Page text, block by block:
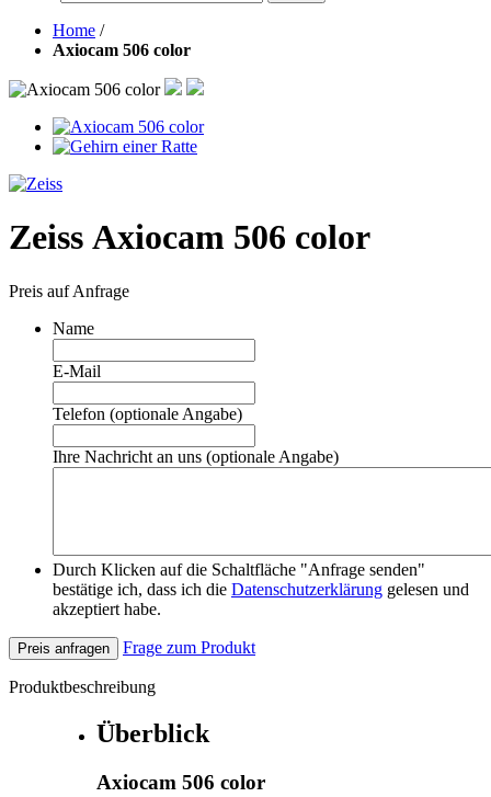
Home /
Axiocam 506 color
Zeiss Axiocam 506 color
Preis auf Anfrage
Name
E-Mail
Telefon (optionale Angabe)
Ihre Nachricht an uns (optionale Angabe)
Durch Klicken auf die Schaltfläche "Anfrage senden"
bestätige ich, dass ich die Datenschutzerklärung gelesen und
akzeptiert habe.
Preis anfragen Frage zum Produkt
Produktbeschreibung
Überblick
Axiocam 506 color